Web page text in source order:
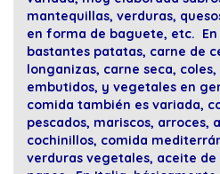
mantequillas, verduras,
en forma de baguete, etc.
bastantes patatas, carne de
longanizas, carne seca,
embutidos, y vegetales en
comida también es variada,
pescados, mariscos, arroces,
cochinillos, comida
verduras vegetales, aceite de